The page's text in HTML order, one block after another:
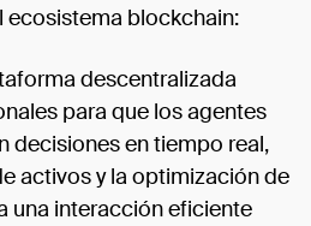
ecosistema blockchain:
descentralizada
para que los agentes
decisiones en tiempo real,
activos y la optimización de
una interacción eficiente